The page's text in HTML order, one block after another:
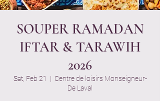
SOUPER RAMADAN
IFTAR & TARAWIH
2026
Sat, Feb 21
  |
Centre de loisirs Monseigneur-
De Laval